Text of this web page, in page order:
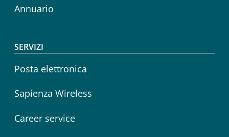
Annuario
SERVIZI
Posta elettronica
Sapienza Wireless
Career service